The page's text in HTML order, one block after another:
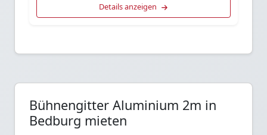
Details anzeigen
Bühnengitter Aluminium 2m in
Bedburg mieten